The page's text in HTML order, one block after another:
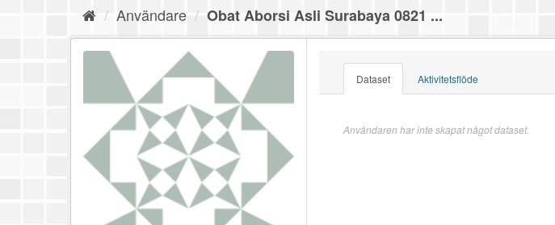
Användare Obat Aborsi Asli Surabaya 0821 ...
Dataset Aktivitetsflöde
Användaren har inte skapat något dataset.